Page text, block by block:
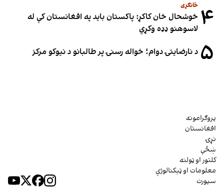
۴ ځانګړی
خوشحال خان کاکړ: پاکستان بايد په افغانستان کې له
لاسوهنو ډډه وکړي
۵ د نارضایتۍ دوام؛ خواله رسنۍ پر طالبانو د نیوکو مرکز
پروګرامونه
افغانستان
نړۍ
ښځې
کلتور او ټولنه
معلومات او ټېکنالوژي
سپورت